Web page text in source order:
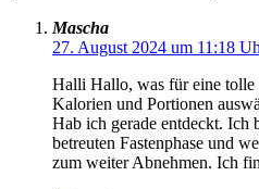
Mascha
27. August 2024 um 11:18
Halli Hallo, was für eine tolle
Kalorien und Portionen
Hab ich gerade entdeckt. Ich
betreuten Fastenphase und
zum weiter Abnehmen. Ich